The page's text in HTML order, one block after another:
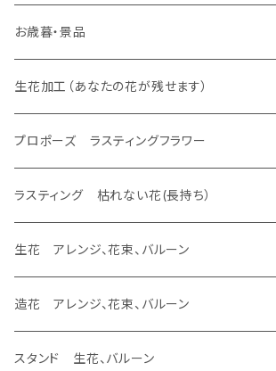
プロポーズ ラスティングフラワー
ドーム
フレーム
バルーンのみ
スタンド 生花、バルーン
バルーンのみ
スタンド 生花
スタンド 生花、バルーン
バルーンのみ
ラスティング アレンジ、枯れない花
スタンド 生花
スタンド 生花、バルーン
バルーンのみ
生花 アレンジ
ラスティング 花束、枯れない花
ラスティング アレンジ、枯れない花
スタンド 生花
スタンド 生花、バルーン
バルーンのみ
生花 アレンジ、バルーン
生花 アレンジ
造花 アレンジ、花束、バルーン
ラスティング 花束、枯れない花
ラスティング アレンジ、枯れない花
スタンド 生花
スタンド 生花、バルーン
バルーンのみ
生花 アレンジ、花束、バルーン
生花 アレンジ、バルーン
生花 アレンジ
造花 アレンジ、花束、バルーン
ラスティング 花束、枯れない花
ラスティング アレンジ、枯れない花
スタンド 生花
スタンド 生花、バルーン
バルーンのみ
お歳暮・景品
生花 アレンジ、花束、バルーン
生花 アレンジ、バルーン
生花 アレンジ
造花 アレンジ、花束、バルーン
ラスティング 花束、枯れない花
ラスティング アレンジ、枯れない花
スタンド 生花
スタンド 生花、バルーン
生花加工（あなたの花が残せます）
あなたの花が残せます ドーム
あなたの花が残せます フレーム
あなたの花が残せます フラージュ
あなたの花が残せます エッチング
プロポーズ ラスティングフラワー
ドーム
フレーム
ラスティング 枯れない花(長持ち）
ラスティング アレンジ、バルーン
ラスティング 花束、バルーン
ラスティング アレンジ
生花 アレンジ、花束、バルーン
生花 アレンジ、バルーン
生花 アレンジ、ウェディング ヴーケ
造花 アレンジ、花束、バルーン
造花 アレンジ、バルーン
スタンド 生花、バルーン